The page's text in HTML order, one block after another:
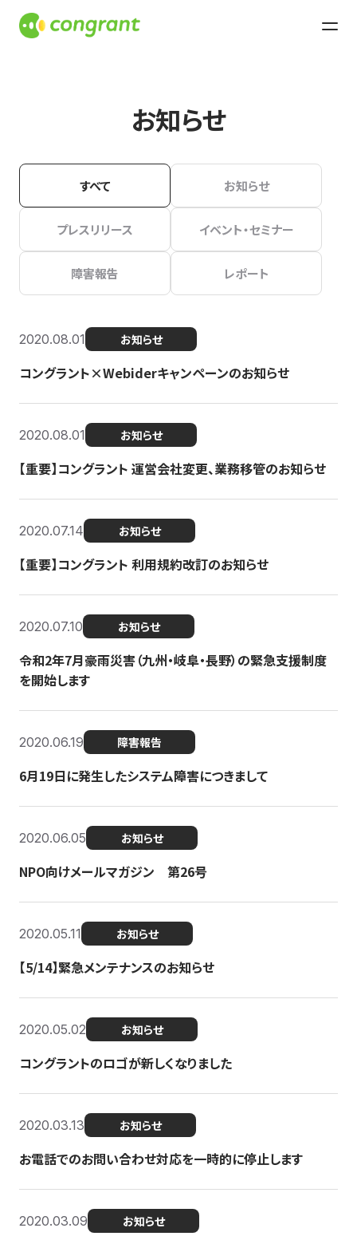
お知らせ
すべて お知らせ
プレスリリース イベント・セミナー
障害報告 レポート
2020.08.01 お知らせ
コングラント×Webiderキャンペーンのお知らせ
2020.08.01 お知らせ
【重要】コングラント 運営会社変更、業務移管のお知らせ
2020.07.14 お知らせ
【重要】コングラント 利用規約改訂のお知らせ
2020.07.10 お知らせ
令和2年7月豪雨災害（九州・岐阜・長野）の緊急支援制度
を開始します
2020.06.19 障害報告
6月19日に発生したシステム障害につきまして
2020.06.05 お知らせ
NPO向けメールマガジン 第26号
2020.05.11 お知らせ
【5/14】緊急メンテナンスのお知らせ
2020.05.02 お知らせ
コングラントのロゴが新しくなりました
2020.03.13 お知らせ
お電話でのお問い合わせ対応を一時的に停止します
2020.03.09 お知らせ